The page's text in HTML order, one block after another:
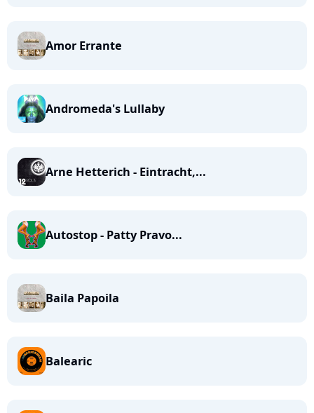
Amor Errante
Andromeda's Lullaby
Arne Hetterich - Eintracht,...
Autostop - Patty Pravo...
Baila Papoila
Balearic